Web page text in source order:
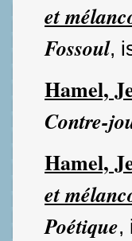
et
Fossoul,
Hamel,
Contre-
Hamel,
et
Poétique,